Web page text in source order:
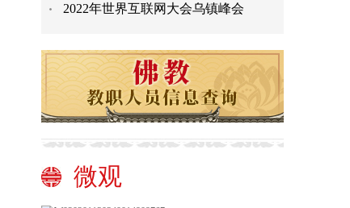
2022年世界互联网大会乌镇峰会
微观